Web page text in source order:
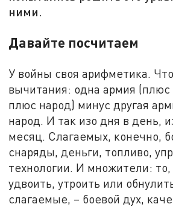
ними.
Давайте посчитаем
У войны своя арифметика.
вычитания: одна армия (плюс
плюс народ) минус другая
народ. И так изо дня в день,
месяц. Слагаемых, конечно,
снаряды, деньги, топливо,
технологии. И множители:
удвоить, утроить или
слагаемые, – боевой дух,